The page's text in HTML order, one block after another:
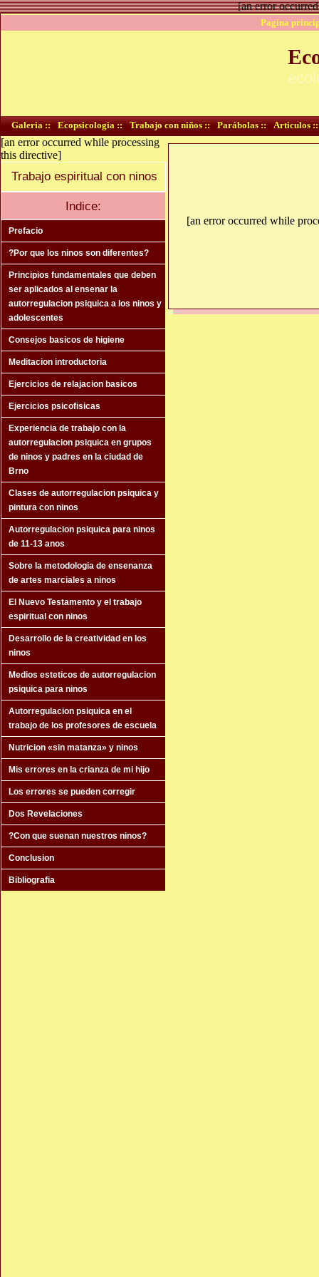
[an error
Pagina
Galeria :: Ecopsicologia :: Trabajo con niños :: Parábolas :: Articulos ::
[an error occurred while processing
this directive]
Trabajo espiritual con ninos
Indice:
Prefacio
?Por que los ninos son diferentes?
Principios fundamentales que deben
ser aplicados al ensenar la
autorregulacion psiquica a los ninos y
adolescentes
Consejos basicos de higiene
Meditacion introductoria
Ejercicios de relajacion basicos
Ejercicios psicofisicas
Experiencia de trabajo con la
autorregulacion psiquica en grupos
de ninos y padres en la ciudad de
Brno
Clases de autorregulacion psiquica y
pintura con ninos
Autorregulacion psiquica para ninos
de 11-13 anos
Sobre la metodologia de ensenanza
de artes marciales a ninos
El Nuevo Testamento y el trabajo
espiritual con ninos
Desarrollo de la creatividad en los
ninos
Medios esteticos de autorregulacion
psiquica para ninos
Autorregulacion psiquica en el
trabajo de los profesores de escuela
Nutricion «sin matanza» y ninos
Mis errores en la crianza de mi hijo
Los errores se pueden corregir
Dos Revelaciones
?Con que suenan nuestros ninos?
Conclusion
Bibliografia
[an error occurred while